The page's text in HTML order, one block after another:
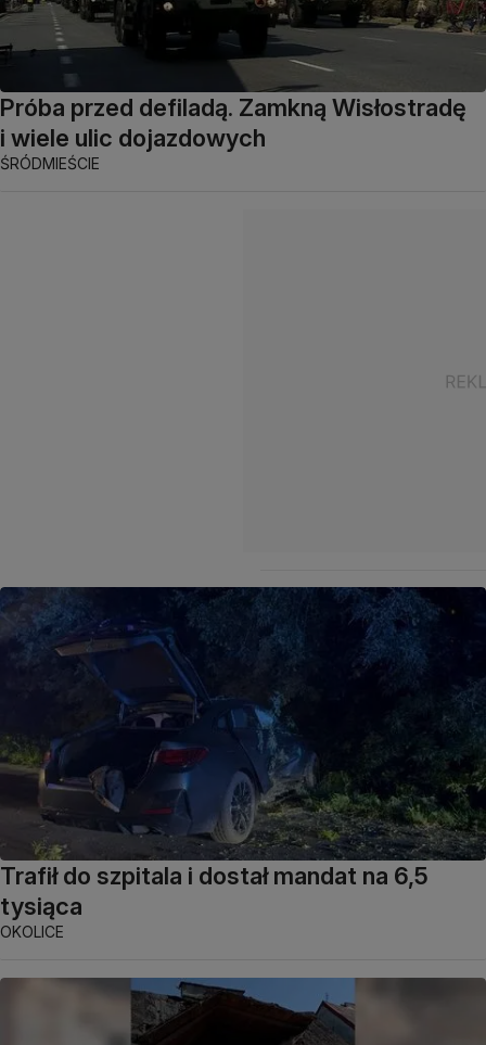
Próba przed defiladą. Zamkną Wisłostradę
i wiele ulic dojazdowych
ŚRÓDMIEŚCIE
Trafił do szpitala i dostał mandat na 6,5
tysiąca
OKOLICE